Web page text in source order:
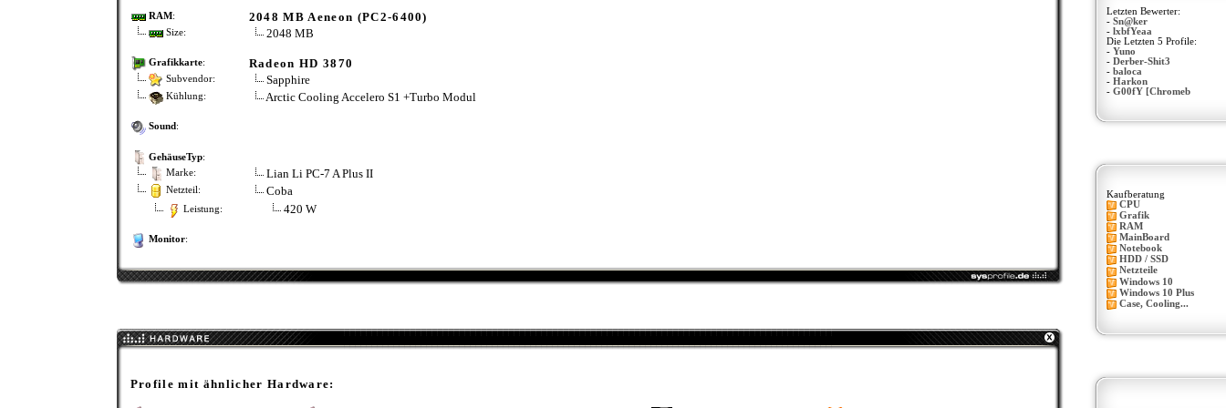
RAM: 2048 MB Aeneon (PC2-6400)
Size: 2048 MB
Grafikkarte: Radeon HD 3870
Subvendor: Sapphire
Kühlung: Arctic Cooling Accelero S1 +Turbo Modul
Sound:
GehäuseTyp:
Marke:
Lian Li PC-7 A Plus II
Netzteil: Coba
Leistung: 420 W
Monitor:
Profile mit ähnlicher Hardware:
Letzten Bewerter:
- Sn@ker
- lxbfYeaa
Die Letzten 5 Profile:
- Yuno
- Derber-Shit3
- baloca
- Harkon
- G00fY [Chromeb
Kaufberatung
CPU
Grafik
RAM
MainBoard
Notebook
HDD / SSD
Netzteile
Windows 10
Windows 10 Plus
Case, Cooling...